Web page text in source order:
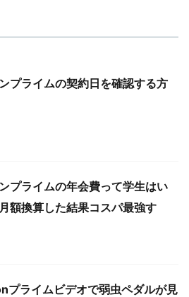
プライムの契約日を確認する方
プライムの年会費って学生はい
額換算した結果コスパ最強す
プライムビデオで弱虫ペダルが見